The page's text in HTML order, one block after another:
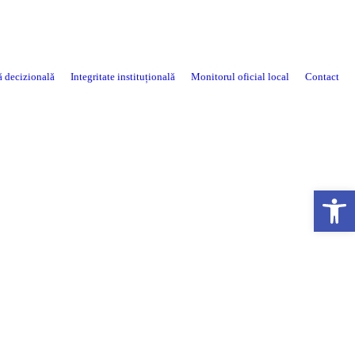
decizională Integritate instituțională Monitorul oficial local Contact
Open toolbar